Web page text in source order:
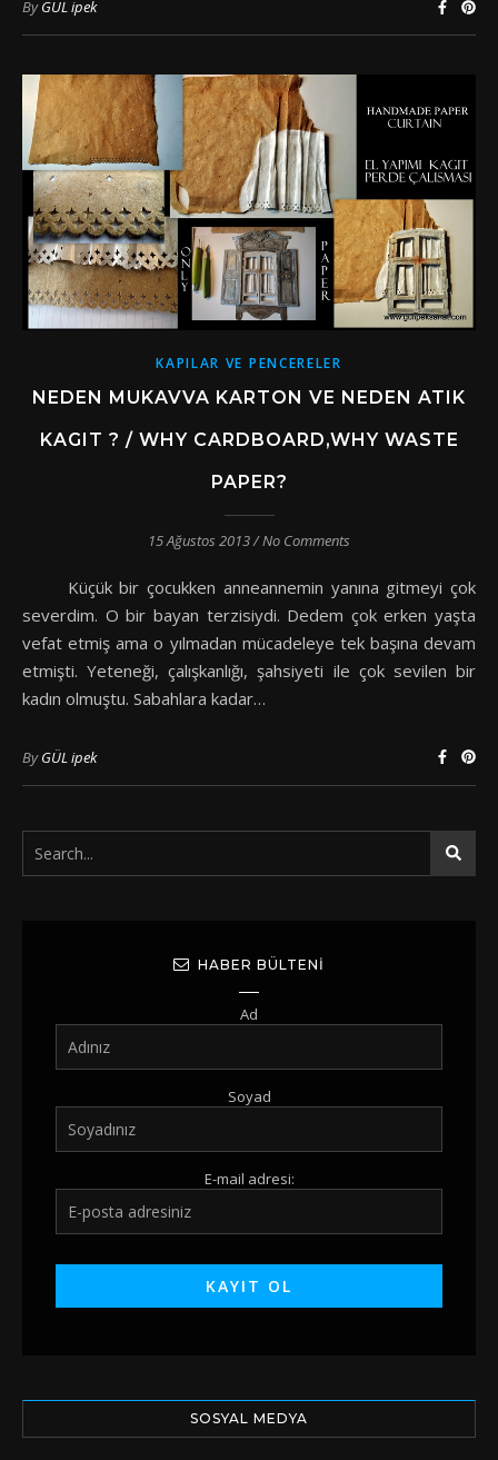
ByGÜL ipek
KAPILAR VE PENCERELER
NEDEN MUKAVVA KARTON VE NEDEN ATIK
KAGIT ? / WHY CARDBOARD,WHY WASTE
PAPER?
15 Ağustos 2013/No Comments
Küçük bir çocukken anneannemin yanına gitmeyi çok
severdim. O bir bayan terzisiydi. Dedem çok erken yaşta
vefat etmiş ama o yılmadan mücadeleye tek başına devam
etmişti. Yeteneği, çalışkanlığı, şahsiyeti ile çok sevilen bir
kadın olmuştu. Sabahlara kadar…
ByGÜL ipek
HABER BÜLTENI
Ad
Soyad
E-mail adresi:
SOSYAL MEDYA